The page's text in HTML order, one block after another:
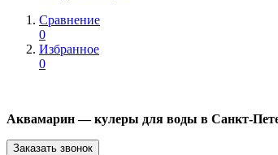
Сравнение
0
Избранное
0
Аквамарин — кулеры для воды в Санкт-
Заказать звонок